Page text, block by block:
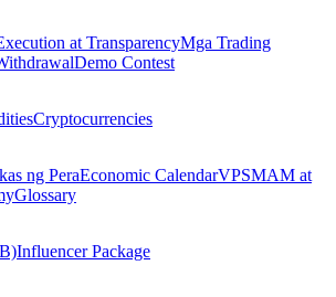
at TransparencyMga Trading
Demo Contest
Cryptocurrencies
ng PeraEconomic CalendarVPSMAM at
Glossary
Influencer Package